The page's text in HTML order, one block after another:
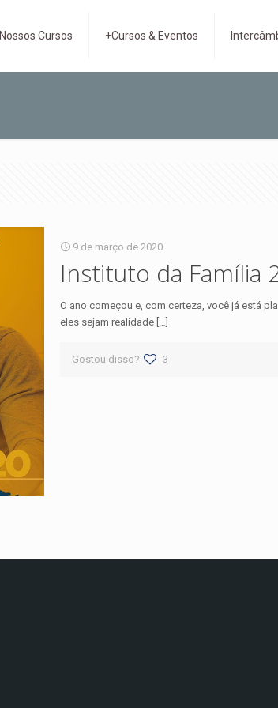
Nossos Cursos +Cursos & Eventos
9 de março de 2020
Instituto da Família
O ano começou e, com certeza, você já está
eles sejam realidade […]
Gostou disso? 3